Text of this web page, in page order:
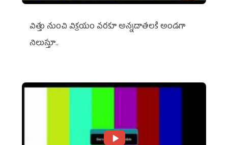
విత్తు నుంచి విక్రయం వరకూ అన్నదాతలకి అండగా
నిలుస్తూ..